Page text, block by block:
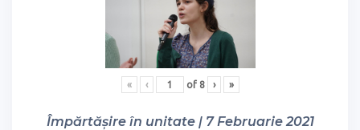
« ‹ of 8 › »
Împărtășire în unitate | 7 Februarie 2021